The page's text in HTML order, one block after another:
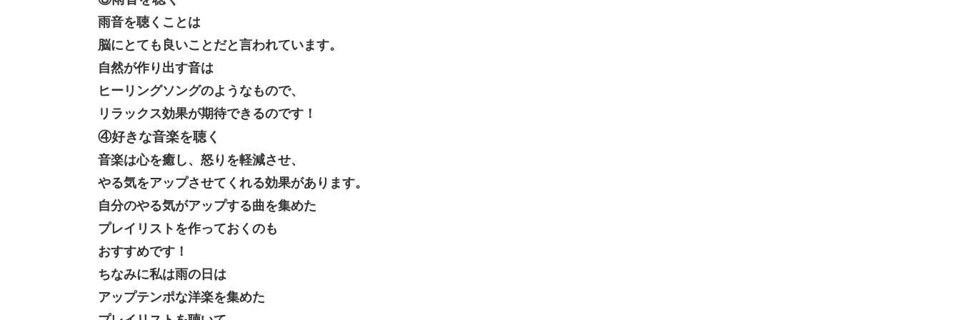
雨音を聴くことは
脳にとても良いことだと言われています。
自然が作り出す音は
ヒーリングソングのようなもので、
リラックス効果が期待できるのです！
④好きな音楽を聴く
音楽は心を癒し、怒りを軽減させ、
やる気をアップさせてくれる効果があります。
自分のやる気がアップする曲を集めた
プレイリストを作っておくのも
おすすめです！
ちなみに私は雨の日は
アップテンポな洋楽を集めた